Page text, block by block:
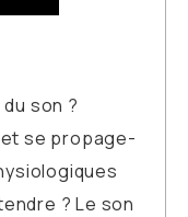
son ?
se propage-
? Le son